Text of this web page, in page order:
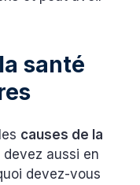
santé
causes de la
aussi en
devez-vous